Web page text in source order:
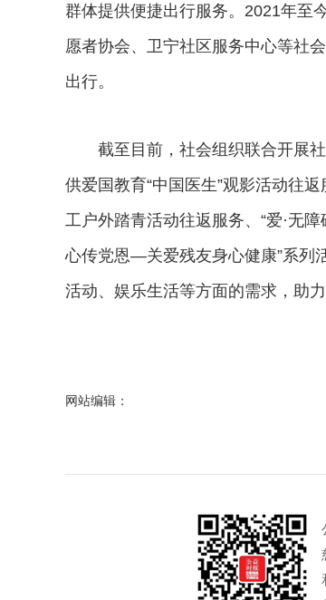
群体提供便捷出行服务。2021年至
愿者协会、卫宁社区服务中心等社
出行。
截至目前，社会组织联合开展社
供爱国教育“中国医生”观影活动往
工户外踏青活动往返服务、“爱·无
心传党恩—关爱残友身心健康”系列
活动、娱乐生活等方面的需求，助
网站编辑：